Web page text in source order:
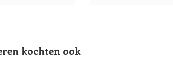
kochten ook